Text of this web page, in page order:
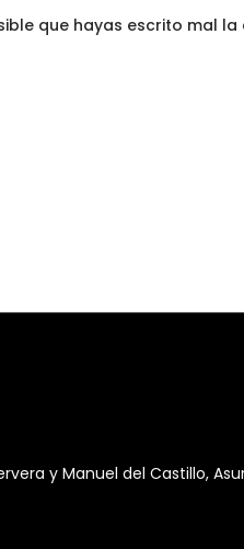
que hayas escrito mal
y Manuel del Castillo,